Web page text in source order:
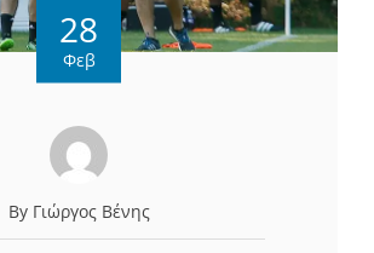
28
Φεβ
By Γιώργος Βένης